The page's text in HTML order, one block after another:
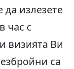
да излезете
час с
визията Ви
са